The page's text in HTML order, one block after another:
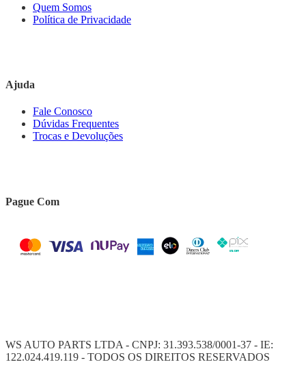
Quem Somos
Política de Privacidade
Ajuda
Fale Conosco
Dúvidas Frequentes
Trocas e Devoluções
Pague Com
WS AUTO PARTS LTDA - CNPJ: 31.393.538/0001-37 - IE:
122.024.419.119 - TODOS OS DIREITOS RESERVADOS